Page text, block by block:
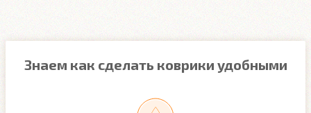
Знаем как сделать коврики удобными